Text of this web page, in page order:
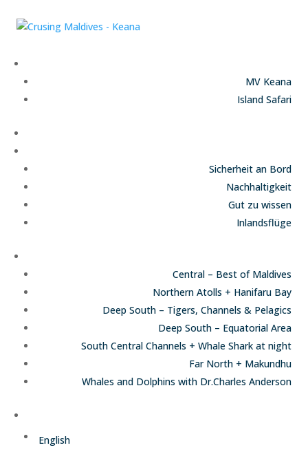
MV Keana
Island Safari
Sicherheit an Bord
Nachhaltigkeit
Gut zu wissen
Inlandsflüge
Central – Best of Maldives
Northern Atolls + Hanifaru Bay
Deep South – Tigers, Channels & Pelagics
Deep South – Equatorial Area
South Central Channels + Whale Shark at night
Far North + Makundhu
Whales and Dolphins with Dr.Charles Anderson
English